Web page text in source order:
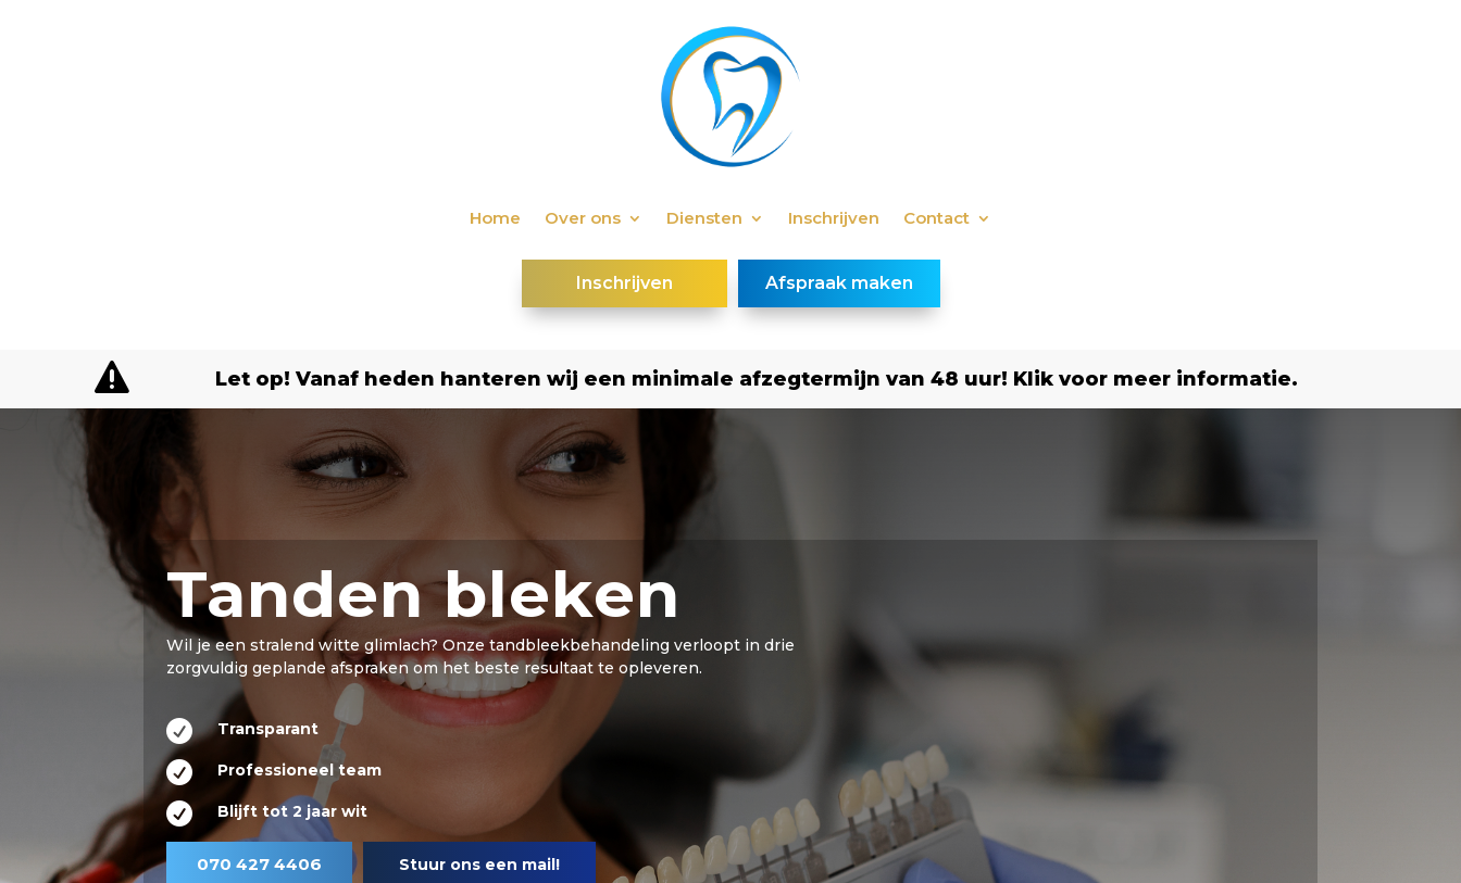
Home Over ons Diensten Inschrijven Contact
Inschrijven Afspraak maken
 Let op! Vanaf heden hanteren wij een minimale afzegtermijn van 48 uur! Klik voor meer informatie.
Tanden bleken
Wil je een stralend witte glimlach? Onze tandbleekbehandeling verloopt in drie
zorgvuldig geplande afspraken om het beste resultaat te opleveren.
 Transparant
 Professioneel team
 Blijft tot 2 jaar wit
070 427 4406 Stuur ons een mail!